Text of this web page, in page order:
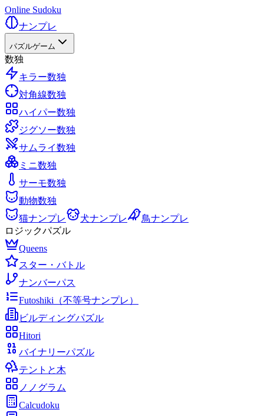
Online Sudoku
ナンプレ
パズルゲーム
数独
キラー数独
対角線数独
ハイパー数独
ジグソー数独
サムライ数独
ミニ数独
サーモ数独
動物数独
猫ナンプレ
犬ナンプレ
鳥ナンプレ
ロジックパズル
Queens
スター・バトル
ナンバーパス
Futoshiki（不等号ナンプレ）
ビルディングパズル
Hitori
バイナリーパズル
テントと木
ノノグラム
Calcudoku